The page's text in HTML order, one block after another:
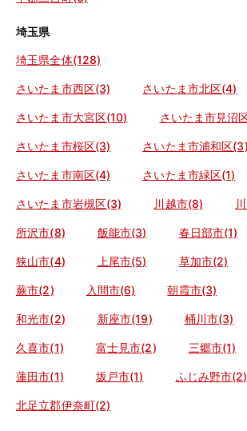
埼玉県
埼玉県全体(128)
さいたま市西区(3) さいたま市北区(4)
さいたま市大宮区(10) さいたま市見沼
さいたま市桜区(3) さいたま市浦和区(3)
さいたま市南区(4) さいたま市緑区(1)
さいたま市岩槻区(3) 川越市(8)
所沢市(8) 飯能市(3) 春日部市(1)
狭山市(4) 上尾市(5) 草加市(2)
蕨市(2) 入間市(6) 朝霞市(3)
和光市(2) 新座市(19) 桶川市(3)
久喜市(1) 富士見市(2) 三郷市(1)
蓮田市(1) 坂戸市(1) ふじみ野市(2)
北足立郡伊奈町(2)